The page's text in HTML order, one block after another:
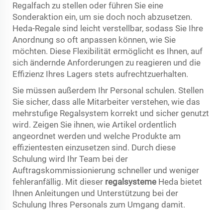
Regalfach zu stellen oder führen Sie eine
Sonderaktion ein, um sie doch noch abzusetzen.
Heda-Regale sind leicht verstellbar, sodass Sie Ihre
Anordnung so oft anpassen können, wie Sie
möchten. Diese Flexibilität ermöglicht es Ihnen, auf
sich ändernde Anforderungen zu reagieren und die
Effizienz Ihres Lagers stets aufrechtzuerhalten.
Sie müssen außerdem Ihr Personal schulen. Stellen
Sie sicher, dass alle Mitarbeiter verstehen, wie das
mehrstufige Regalsystem korrekt und sicher genutzt
wird. Zeigen Sie ihnen, wie Artikel ordentlich
angeordnet werden und welche Produkte am
effizientesten einzusetzen sind. Durch diese
Schulung wird Ihr Team bei der
Auftragskommissionierung schneller und weniger
fehleranfällig. Mit dieser regalsysteme Heda bietet
Ihnen Anleitungen und Unterstützung bei der
Schulung Ihres Personals zum Umgang damit.